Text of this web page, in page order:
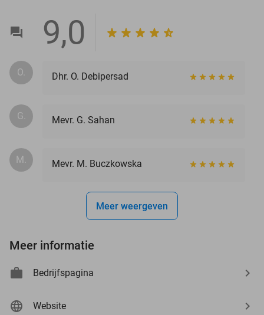
9,0
O. Dhr. O. Debipersad
G. Mevr. G. Sahan
M. Mevr. M. Buczkowska
Meer weergeven
Meer informatie
Bedrijfspagina
Website